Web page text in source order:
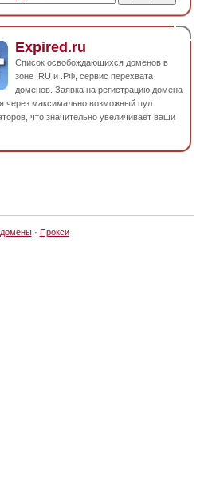
Expired.ru
Список освобождающихся доменов в
зоне .RU и .РФ, сервис перехвата
доменов. Заявка на регистрацию домена
через максимально возможный пул
что значительно увеличивает ваши
· Прокси